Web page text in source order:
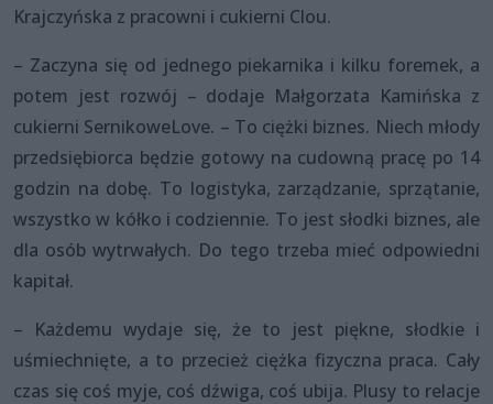
Krajczyńska z pracowni i cukierni Clou.
– Zaczyna się od jednego piekarnika i kilku foremek, a
potem jest rozwój – dodaje Małgorzata Kamińska z
cukierni SernikoweLove. – To ciężki biznes. Niech młody
przedsiębiorca będzie gotowy na cudowną pracę po 14
godzin na dobę. To logistyka, zarządzanie, sprzątanie,
wszystko w kółko i codziennie. To jest słodki biznes, ale
dla osób wytrwałych. Do tego trzeba mieć odpowiedni
kapitał.
– Każdemu wydaje się, że to jest piękne, słodkie i
uśmiechnięte, a to przecież ciężka fizyczna praca. Cały
czas się coś myje, coś dźwiga, coś ubija. Plusy to relacje